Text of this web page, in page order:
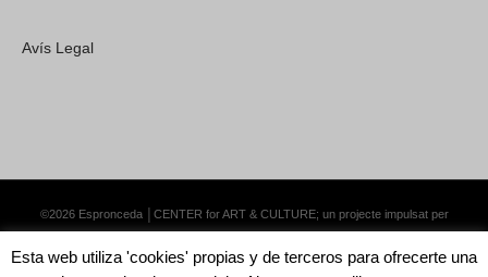
Avís Legal
©2026 Espronceda │CENTER for ART & CULTURE; un projecte impulsat per
Esta web utiliza 'cookies' propias y de terceros para ofrecerte una